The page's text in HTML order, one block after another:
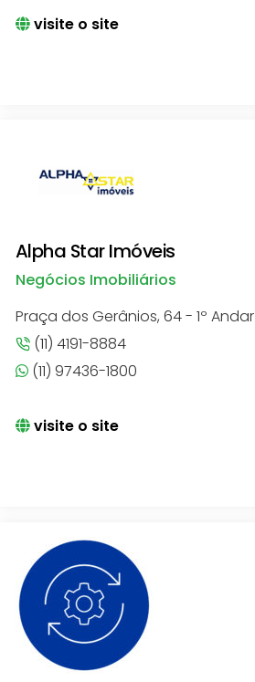
visite o site
Alpha Star Imóveis
Negócios Imobiliários
Praça dos Gerânios, 64 - 1º Andar
(11) 4191-8884
(11) 97436-1800
visite o site